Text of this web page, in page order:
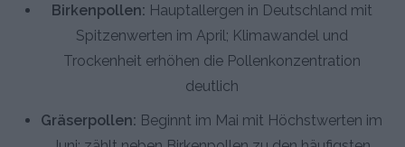
Birkenpollen: Hauptallergen in Deutschland mit
Spitzenwerten im April; Klimawandel und
Trockenheit erhöhen die Pollenkonzentration
deutlich
Gräserpollen: Beginnt im Mai mit Höchstwerten im